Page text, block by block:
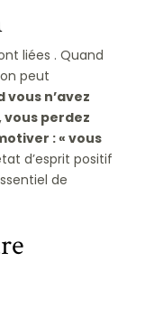
liées . Quand
peut
vous n’avez
perdez
: « vous
d’esprit positif
de